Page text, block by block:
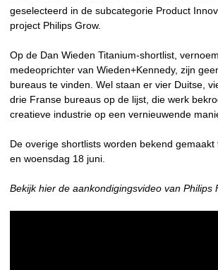
geselecteerd in de subcategorie Product
project Philips Grow.
Op de Dan Wieden Titanium-shortlist,
medeoprichter van Wieden+Kennedy, zijn
bureaus te vinden. Wel staan er vier Duitse,
drie Franse bureaus op de lijst, die werk
creatieve industrie op een vernieuwende
De overige shortlists worden bekend
en woensdag 18 juni.
Bekijk hier de aankondigingsvideo van Philips